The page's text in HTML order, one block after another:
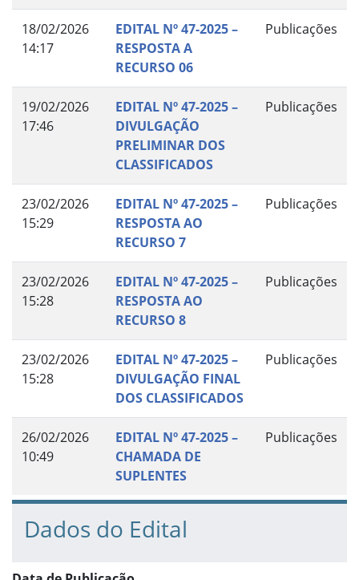
18/02/2026
14:17
EDITAL Nº 47-2025 –
RESPOSTA A
RECURSO 06
Publicações
19/02/2026
17:46
EDITAL Nº 47-2025 –
DIVULGAÇÃO
PRELIMINAR DOS
CLASSIFICADOS
Publicações
23/02/2026
15:29
EDITAL Nº 47-2025 –
RESPOSTA AO
RECURSO 7
Publicações
23/02/2026
15:28
EDITAL Nº 47-2025 –
RESPOSTA AO
RECURSO 8
Publicações
23/02/2026
15:28
EDITAL Nº 47-2025 –
DIVULGAÇÃO FINAL
DOS CLASSIFICADOS
Publicações
26/02/2026
10:49
EDITAL Nº 47-2025 –
CHAMADA DE
SUPLENTES
Publicações
Dados do Edital